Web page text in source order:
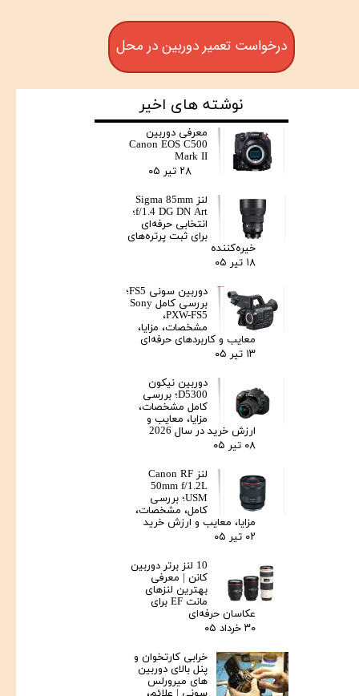
نوشته های اخیر
معرفی دوربین
Canon EOS C500
Mark II
۲۸ تیر ۰۵
لنز Sigma 85mm
f/1.4 DG DN Art؛
انتخابی حرفه‌ای
برای ثبت پرتره‌های
خیره‌کننده
۱۸ تیر ۰۵
دوربین سونی FS5؛
بررسی کامل Sony
PXW-FS5،
مشخصات، مزایا،
معایب و کاربردهای حرفه‌ای
۱۳ تیر ۰۵
دوربین نیکون
D5300؛ بررسی
کامل مشخصات،
مزایا، معایب و
ارزش خرید در سال 2026
۰۸ تیر ۰۵
لنز Canon RF
50mm f/1.2L
USM؛ بررسی
کامل، مشخصات،
مزایا، معایب و ارزش خرید
۰۲ تیر ۰۵
10 لنز برتر دوربین
کانن | معرفی
بهترین لنزهای
مانت EF برای
عکاسان حرفه‌ای
۳۰ خرداد ۰۵
خرابی کارتخوان و
پنل بالای دوربین‌
های میرورلس
درخواست تعمیر دوربین در محل